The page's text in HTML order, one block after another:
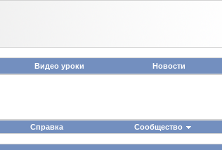
Видео уроки Новости
Справка Сообщество